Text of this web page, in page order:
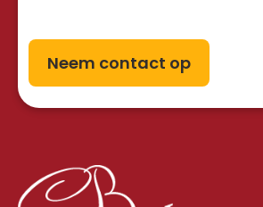
Neem contact op